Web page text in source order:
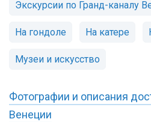
Экскурсии по Гранд-каналу
На гондоле На катере
Музеи и искусство
Фотографии и описания
Венеции